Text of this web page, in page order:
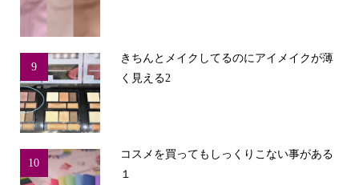
9
きちんとメイクしてるのにアイメイクが薄
く見える2
10
コスメを買ってもしっくりこない事がある
１